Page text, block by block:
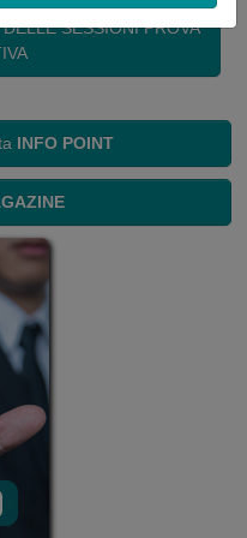
SESSIONI PROVA
INFO POINT